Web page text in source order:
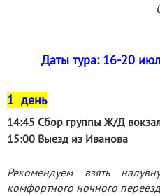
Даты тура: 16-20
1 день
14:45 Сбор группы Ж/Д
15:00 Выезд из Иванова
Рекомендуем взять
комфортного ночного